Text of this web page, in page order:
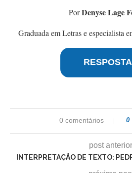
PorDenyse Lage
Graduada em Letras e especialista
0 comentários 0
post anterior
INTERPRETAÇÃO DE TEXTO: